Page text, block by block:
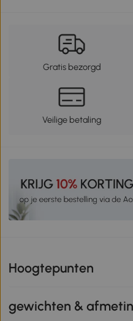
Gratis bezorgd
Veilige betaling
Hoogtepunten
gewichten &